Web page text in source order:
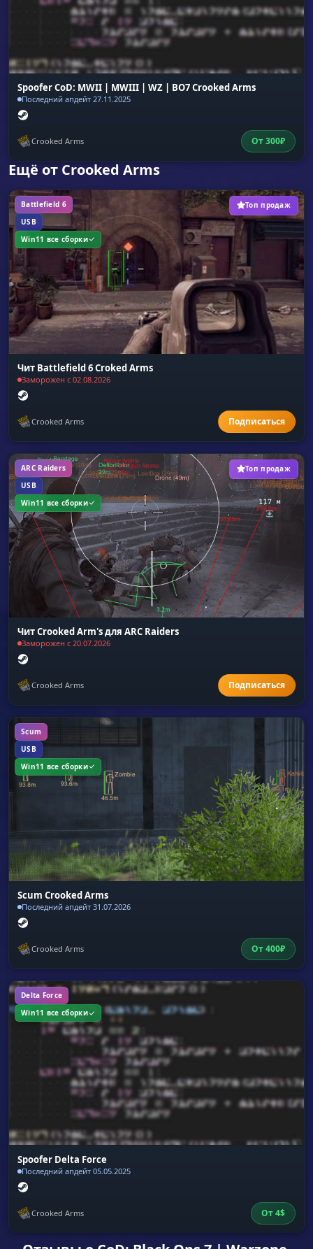
Spoofer CoD: MWII | MWIII | WZ | BO7 Crooked Arms
Последний апдейт 27.11.2025
Crooked Arms От300₽
Ещё от Crooked Arms
Battlefield 6
USB
Win11 все сборки
Топ продаж
Чит Battlefield 6 Croked Arms
Заморожен с 02.08.2026
Crooked Arms
ARC Raiders
USB
Win11 все сборки
Топ продаж
Чит Crooked Arm's для ARC Raiders
Заморожен с 20.07.2026
Crooked Arms
Scum
USB
Win11 все сборки
Scum Crooked Arms
Последний апдейт 31.07.2026
Crooked Arms От400₽
Delta Force
Win11 все сборки
Spoofer Delta Force
Последний апдейт 05.05.2025
Crooked Arms От4$